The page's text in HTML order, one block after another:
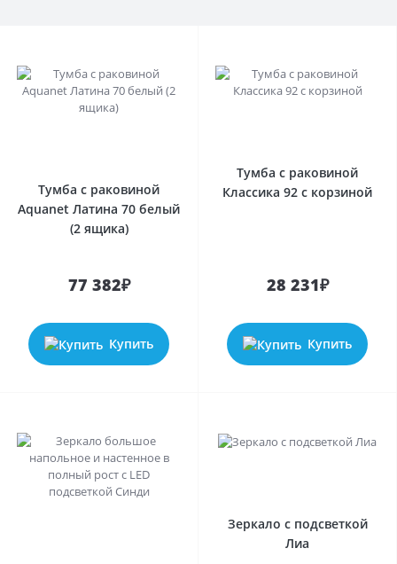
Тумба с раковиной
Aquanet Латина 70 белый
(2 ящика)
77 382₽
Купить
Тумба с раковиной
Классика 92 с корзиной
28 231₽
Купить
Зеркало с подсветкой
Лиа